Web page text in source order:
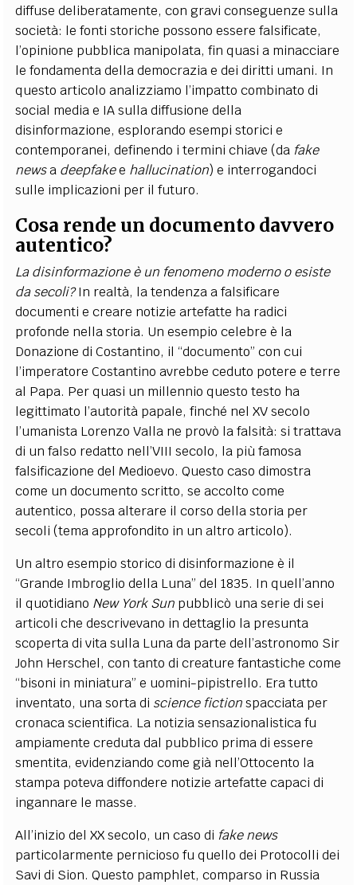
diffuse deliberatamente, con gravi conseguenze sulla
società: le fonti storiche possono essere falsificate,
l’opinione pubblica manipolata, fin quasi a minacciare
le fondamenta della democrazia e dei diritti umani​. In
questo articolo analizziamo l’impatto combinato di
social media e IA sulla diffusione della
disinformazione, esplorando esempi storici e
contemporanei, definendo i termini chiave (da fake
newsa deepfakee hallucination) e interrogandoci
sulle implicazioni per il futuro.
Cosa rende un documento davvero
autentico?
La disinformazione è un fenomeno moderno o esiste
da secoli?In realtà, la tendenza a falsificare
documenti e creare notizie artefatte ha radici
profonde nella storia. Un esempio celebre è la
Donazione di Costantino, il “documento” con cui
l’imperatore Costantino avrebbe ceduto potere e terre
al Papa. Per quasi un millennio questo testo ha
legittimato l’autorità papale, finché nel XV secolo
l’umanista Lorenzo Valla ne provò la falsità: si trattava
di un falso redatto nell’VIII secolo, la più famosa
falsificazione del Medioevo. Questo caso dimostra
come un documento scritto, se accolto come
autentico, possa alterare il corso della storia per
secoli (tema approfondito in un altro articolo).
Un altro esempio storico di disinformazione è il
“Grande Imbroglio della Luna” del 1835. In quell’anno
il quotidiano New York Sun pubblicò una serie di sei
articoli che descrivevano in dettaglio la presunta
scoperta di vita sulla Luna da parte dell’astronomo Sir
John Herschel, con tanto di creature fantastiche come
“bisoni in miniatura” e uomini-pipistrello. Era tutto
inventato, una sorta di science fictionspacciata per
cronaca scientifica. La notizia sensazionalistica fu
ampiamente creduta dal pubblico prima di essere
smentita, evidenziando come già nell’Ottocento la
stampa poteva diffondere notizie artefatte capaci di
ingannare le masse.
All’inizio del XX secolo, un caso di fake news
particolarmente pernicioso fu quello dei Protocolli dei
Savi di Sion. Questo pamphlet, comparso in Russia